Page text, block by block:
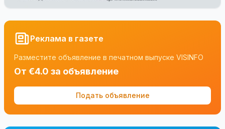
Реклама в газете
Разместите объявление в печатном выпуске VISINFO
От €4.0 за объявление
Подать объявление